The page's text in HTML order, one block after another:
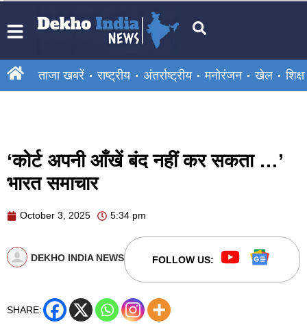
ताजा खबरें राष्ट्रीय अंतर्राष्ट्रीय मनोरंजन खेल शिक्षा
‘कोर्ट अपनी आँखें बंद नहीं कर सकता …’
भारत समाचार
October 3, 2025 5:34 pm
DEKHO INDIA NEWS FOLLOW US:
SHARE: